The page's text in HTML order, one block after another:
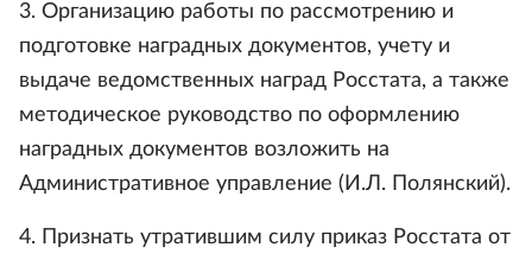
3. Организацию работы по рассмотрению и
подготовке наградных документов, учету и
выдаче ведомственных наград Росстата, а также
методическое руководство по оформлению
наградных документов возложить на
Административное управление (И.Л. Полянский).
4. Признать утратившим силу приказ Росстата от